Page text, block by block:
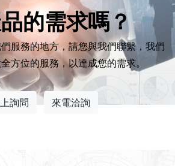
的需求嗎？
服務的地方，請您與我們聯繫，我們
方位的服務，以達成您的需求。
詢問 來電洽詢